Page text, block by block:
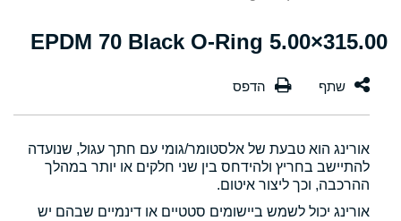
315.00×5.00 EPDM 70 Black O-Ring
אורינג הוא טבעת של אלסטומר/גומי עם חתך עגול, שנועדה
להתיישב בחריץ ולהידחס בין שני חלקים או יותר במהלך
ההרכבה, וכך ליצור איטום.
אורינג יכול לשמש ביישומים סטטיים או דינמיים שבהם יש